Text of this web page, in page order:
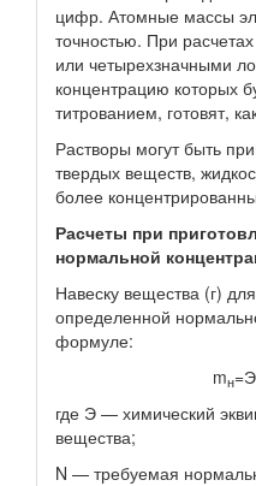
цифр. Атомные массы
точностью. При
или четырехзначными
концентрацию которых
титрованием, готовят,
Растворы могут быть
твердых веществ,
более
Расчеты при
нормальной
Навеску вещества (г)
определенной
формуле:
mн
где Э — химический
вещества;
N — требуемая